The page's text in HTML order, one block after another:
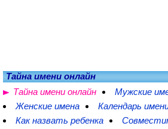
Тайна имени онлайн
Тайна имени онлайн
Мужские
Женские имена
Календарь
Как назвать ребенка